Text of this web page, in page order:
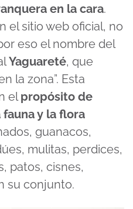
en la cara.
el sitio web oficial, no
eso el nombre del
Yaguareté, que
la zona”. Esta
elpropósito de
y la flora
guanacos,
mulitas, perdices,
patos, cisnes,
su conjunto.